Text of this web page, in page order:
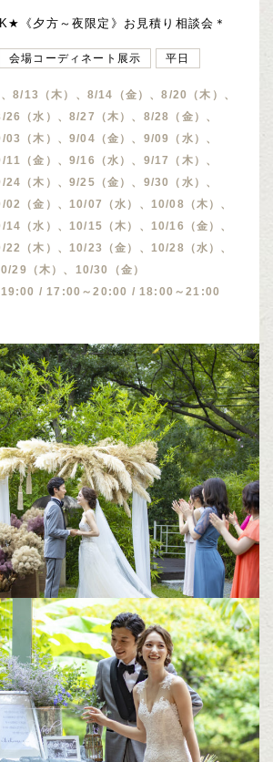
《夕方～夜限定》お見積り相談会＊
会場コーディネート展示 平日
8/13（木）、8/14（金）、8/20（木）、
（水）、8/27（木）、8/28（金）、
（木）、9/04（金）、9/09（水）、
（金）、9/16（水）、9/17（木）、
（木）、9/25（金）、9/30（水）、
（金）、10/07（水）、10/08（木）、
（水）、10/15（木）、10/16（金）、
（木）、10/23（金）、10/28（水）、
29（木）、10/30（金）
19:00 / 17:00～20:00 / 18:00～21:00